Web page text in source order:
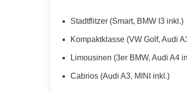
Stadtflitzer (Smart, BMW I3 inkl.)
Kompaktklasse (VW Golf, Audi
Limousinen (3er BMW, Audi A4
Cabrios (Audi A3, MINI inkl.)